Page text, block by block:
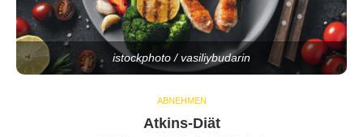
istockphoto / vasiliybudarin
ABNEHMEN
Atkins-Diät